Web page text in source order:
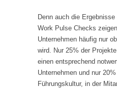
Denn auch die
Work Pulse Checks
Unternehmen häufig nur
wird. Nur 25% der
einen entsprechend
Unternehmen und nur
Führungskultur, in der